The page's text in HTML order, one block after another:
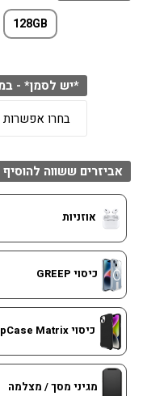
128GB
*יש לסמן* -
אביזרים ששווה
אוזניות
כיסוי GREEP
כיסוי GripCase Matrix
מגיני מסך / מצלמה